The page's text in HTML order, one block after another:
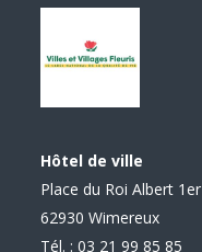
Hôtel de ville
Place du Roi Albert 1er
62930 Wimereux
Tél. : 03 21 99 85 85